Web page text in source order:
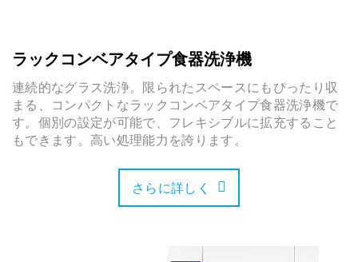
ラックコンベアタイプ食器洗浄機
連続的なグラス洗浄。限られたスペースにもぴったり収
まる、コンパクトなラックコンベアタイプ食器洗浄機で
す。個別の設定が可能で、フレキシブルに拡充すること
もできます。高い処理能力を誇ります。
さらに詳しく